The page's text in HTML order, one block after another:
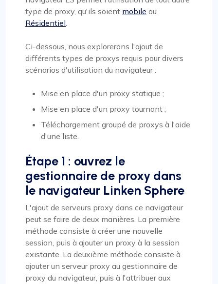
type de proxy, qu'ils soient mobile ou
Résidentiel.
Ci-dessous, nous explorerons l'ajout de
différents types de proxys requis pour divers
scénarios d'utilisation du navigateur :
Mise en place d'un proxy statique ;
Mise en place d'un proxy tournant ;
Téléchargement groupé de proxys à l'aide
d'une liste.
Étape 1 : ouvrez le
gestionnaire de proxy dans
le navigateur Linken Sphere
L'ajout de serveurs proxy dans ce navigateur
peut se faire de deux manières. La première
méthode consiste à créer une nouvelle
session, puis à ajouter un proxy à la session
existante. La deuxième méthode consiste à
ajouter un serveur proxy au gestionnaire de
proxy du navigateur, puis à l'attribuer aux